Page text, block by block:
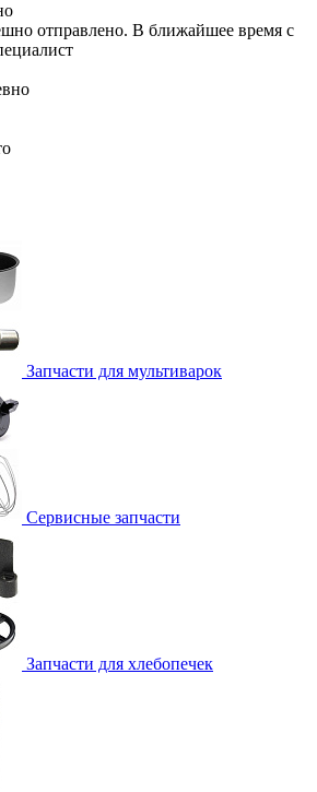
отправлено. В ближайшее время с
Запчасти для мультиварок
Сервисные запчасти
Запчасти для хлебопечек